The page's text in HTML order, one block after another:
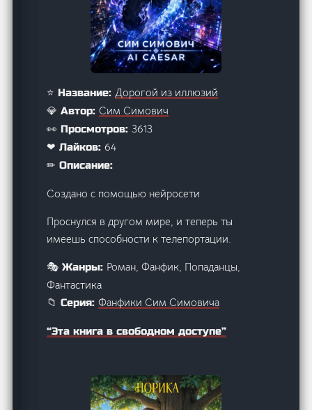
⭐ Название:Дорогой из иллюзий
💎 Автор:Сим Симович
👀 Просмотров:3613
❤ Лайков:64
✏ Описание:
Создано с помощью нейросети
Проснулся в другом мире, и теперь ты
имеешь способности к телепортации.
🎭 Жанры: Роман, Фанфик, Попаданцы,
Фантастика
📁 Серия:Фанфики Сим Симовича
“Эта книга в свободном доступе”